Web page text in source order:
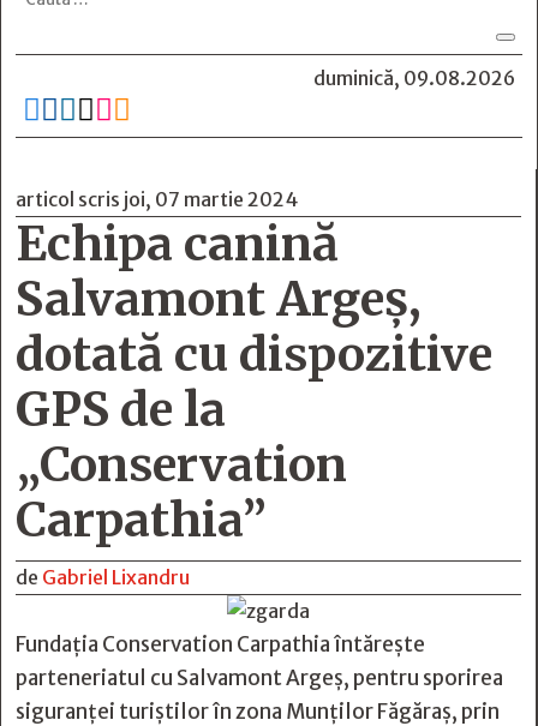
duminică, 09.08.2026
     
articol scris joi, 07 martie 2024
Echipa canină
Salvamont Argeș,
dotată cu dispozitive
GPS de la
„Conservation
Carpathia”
de Gabriel Lixandru
Fundația Conservation Carpathia întărește
parteneriatul cu Salvamont Argeș, pentru sporirea
siguranței turiștilor în zona Munților Făgăraș, prin